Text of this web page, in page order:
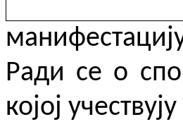
Ради се о
којој